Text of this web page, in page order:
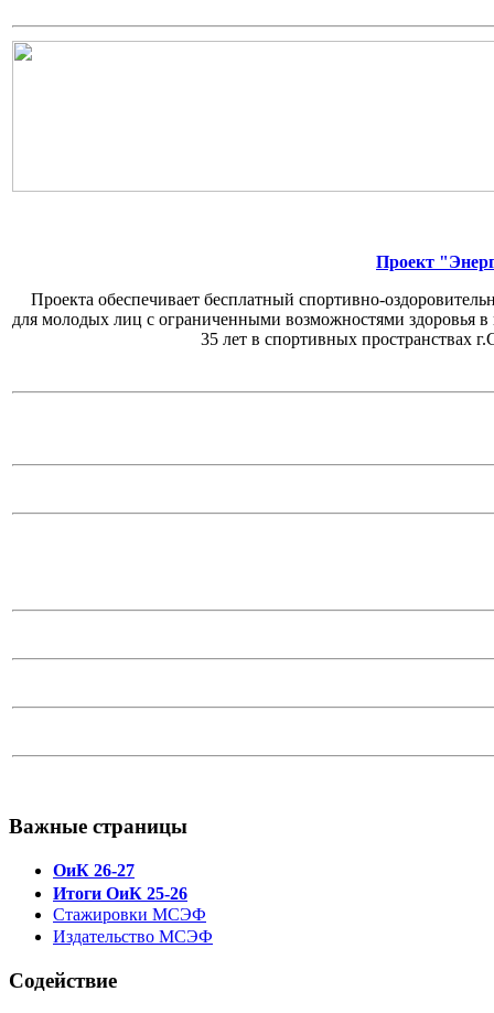
Проект
Проекта обеспечивает бесплатный спортивно-
для молодых лиц с ограниченными возможностями здоровья в
35 лет в спортивных пространствах
Важные страницы
ОиК 26-27
Итоги ОиК 25-26
Стажировки МСЭФ
Издательство МСЭФ
Содействие